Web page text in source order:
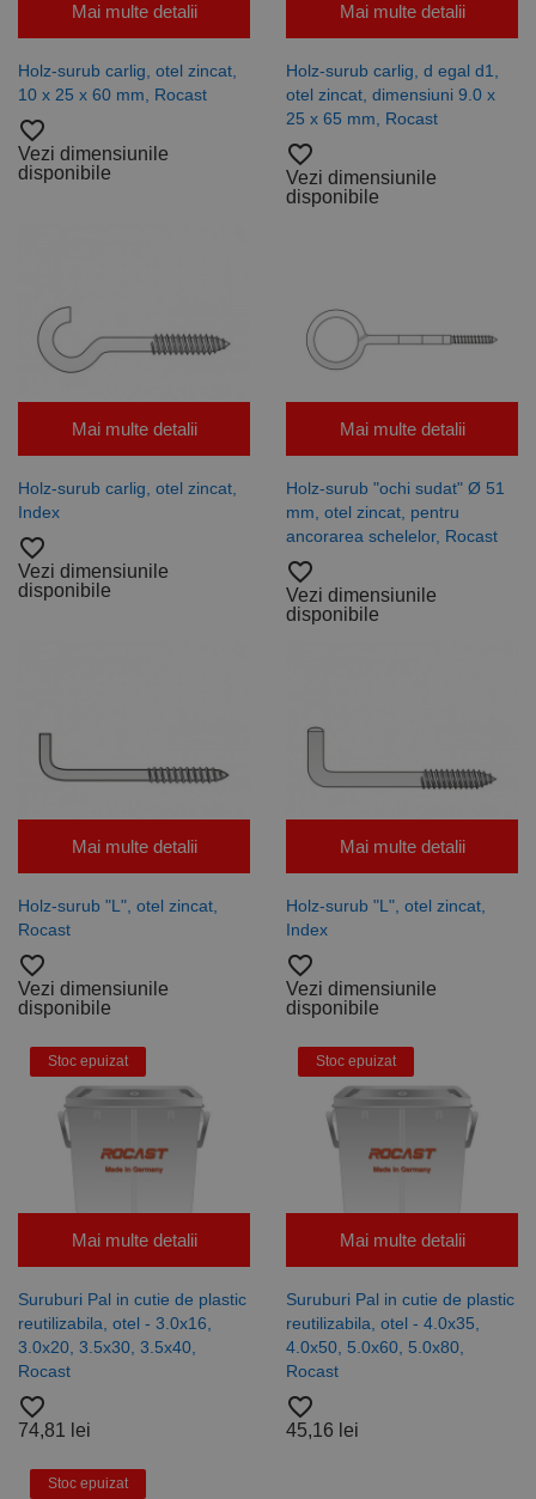
Mai multe detalii
Holz-surub carlig, otel zincat,
10 x 25 x 60 mm, Rocast
favorite_border
Vezi dimensiunile
disponibile
Mai multe detalii
Holz-surub carlig, d egal d1,
otel zincat, dimensiuni 9.0 x
25 x 65 mm, Rocast
favorite_border
Vezi dimensiunile
disponibile
Mai multe detalii
Holz-surub carlig, otel zincat,
Index
favorite_border
Vezi dimensiunile
disponibile
Mai multe detalii
Holz-surub "ochi sudat" Ø 51
mm, otel zincat, pentru
ancorarea schelelor, Rocast
favorite_border
Vezi dimensiunile
disponibile
Mai multe detalii
Holz-surub "L", otel zincat,
Rocast
favorite_border
Vezi dimensiunile
disponibile
Mai multe detalii
Holz-surub "L", otel zincat,
Index
favorite_border
Vezi dimensiunile
disponibile
Stoc epuizat
Mai multe detalii
Suruburi Pal in cutie de plastic
reutilizabila, otel - 3.0x16,
3.0x20, 3.5x30, 3.5x40,
Rocast
favorite_border
74,81 lei
Stoc epuizat
Mai multe detalii
Suruburi Pal in cutie de plastic
reutilizabila, otel - 4.0x35,
4.0x50, 5.0x60, 5.0x80,
Rocast
favorite_border
45,16 lei
Stoc epuizat
_ga 2 ani
Acest nume
cu Google
Universal
Analytics -
care este o
actualizare
de analiză
atribuirea
de client.
solicitare de
pagină dintr-
un site și
este utilizat
pentru a
despre
este folosit
de Google
pentru a
starea
uuid
MediaMath Inc.
6 luni 1
Acest
pentru a
optimiza
relevanța
publicitară
prin
vizitatorilor
furnizat în
terță parte
anunțuri.
sib_cuid .www.rocast.ro
6 luni 1
zi